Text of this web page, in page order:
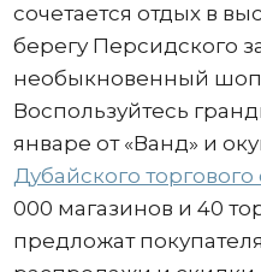
сочетается отдых в
берегу Персидского
необыкновенный
Воспользуйтесь
январе от «Ванд» и
Дубайского торгового
000 магазинов и 40
предложат